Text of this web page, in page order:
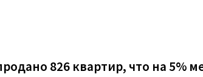
826 квартир, что на 5%